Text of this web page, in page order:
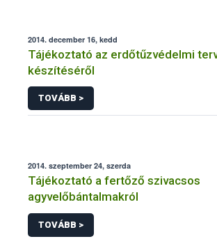
2014. december 16, kedd
Tájékoztató az erdőtűzvédelmi
készítéséről
TOVÁBB >
2014. szeptember 24, szerda
Tájékoztató a fertőző szivacsos
agyvelőbántalmakról
TOVÁBB >